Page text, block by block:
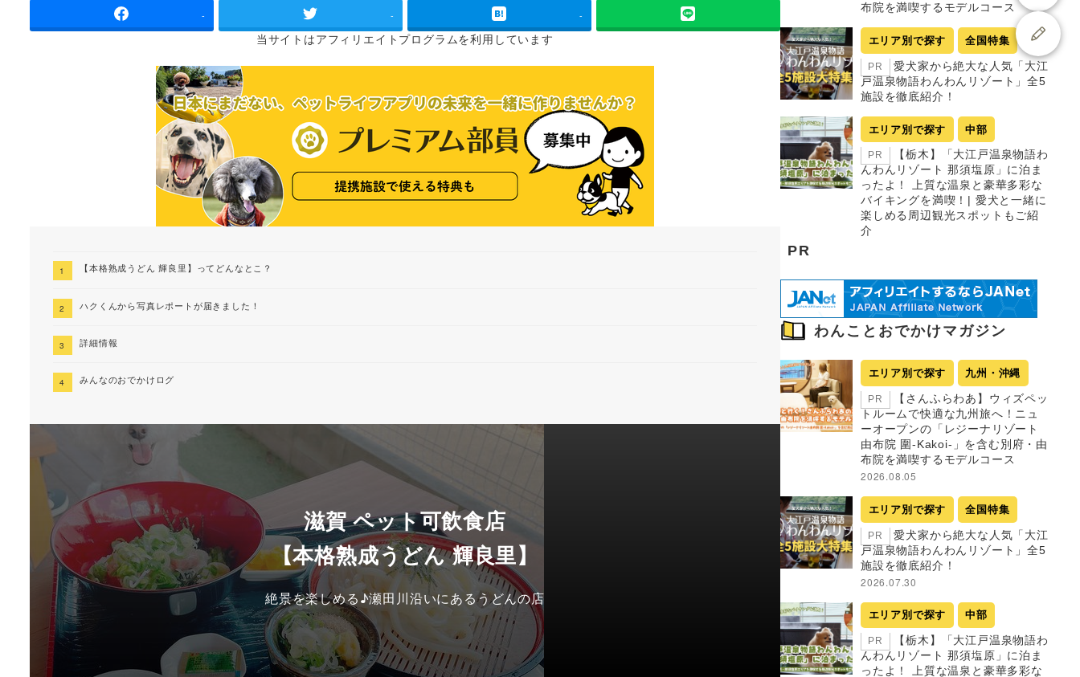
- - -
当サイトはアフィリエイトプログラムを利用しています
【本格熟成うどん 輝良里】ってどんなとこ？
ハクくんから写真レポートが届きました！
詳細情報
みんなのおでかけログ
滋賀 ペット可飲食店
【本格熟成うどん 輝良里】
絶景を楽しめる♪瀬田川沿いにあるうどんの店
布院を満喫するモデルコース
エリア別で探す 全国特集
PR
愛犬家から絶大な人気「大江
戸温泉物語わんわんリゾート」全5
施設を徹底紹介！
エリア別で探す 中部
PR
【栃木】「大江戸温泉物語わ
んわんリゾート 那須塩原」に泊ま
ったよ！ 上質な温泉と豪華多彩な
バイキングを満喫！| 愛犬と一緒に
楽しめる周辺観光スポットもご紹
介
PR
わんことおでかけマガジン
エリア別で探す 九州・沖縄
PR
【さんふらわあ】ウィズペッ
トルームで快適な九州旅へ！ニュ
ーオープンの「レジーナリゾート
由布院 圍-Kakoi-」を含む別府・由
布院を満喫するモデルコース
2026.08.05
エリア別で探す 全国特集
PR
愛犬家から絶大な人気「大江
戸温泉物語わんわんリゾート」全5
施設を徹底紹介！
2026.07.30
エリア別で探す 中部
PR
【栃木】「大江戸温泉物語わ
んわんリゾート 那須塩原」に泊ま
ったよ！ 上質な温泉と豪華多彩な